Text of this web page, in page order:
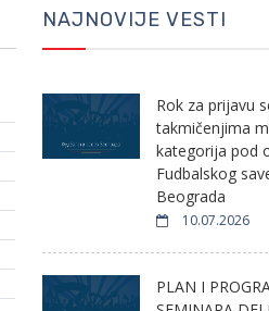
NAJNOVIJE VESTI
Rok za prijavu
takmičenjima
kategorija pod
Fudbalskog
Beograda
10.07.2026
PLAN I